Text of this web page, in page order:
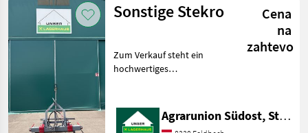
Sonstige Stekro
Cena
na
zahtevo
Zum Verkauf steht ein
hochwertiges
befindet sich in einem
besonders guten Zustand,
Agrarunion Südost, Standort Gniebing